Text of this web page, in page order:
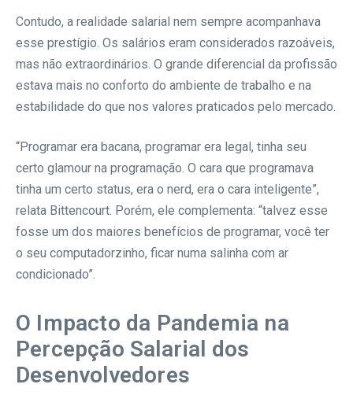
Contudo, a realidade salarial nem sempre acompanhava
esse prestígio. Os salários eram considerados razoáveis,
mas não extraordinários. O grande diferencial da profissão
estava mais no conforto do ambiente de trabalho e na
estabilidade do que nos valores praticados pelo mercado.
“Programar era bacana, programar era legal, tinha seu
certo glamour na programação. O cara que programava
tinha um certo status, era o nerd, era o cara inteligente”,
relata Bittencourt. Porém, ele complementa: “talvez esse
fosse um dos maiores benefícios de programar, você ter
o seu computadorzinho, ficar numa salinha com ar
condicionado”.
O Impacto da Pandemia na
Percepção Salarial dos
Desenvolvedores